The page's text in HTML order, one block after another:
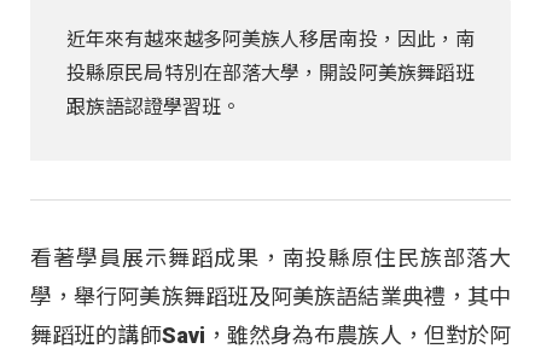
近年來有越來越多阿美族人移居南投，因此，南
投縣原民局特別在部落大學，開設阿美族舞蹈班
跟族語認證學習班。
看著學員展示舞蹈成果，南投縣原住民族部落大
學，舉行阿美族舞蹈班及阿美族語結業典禮，其中
舞蹈班的講師Savi，雖然身為布農族人，但對於阿